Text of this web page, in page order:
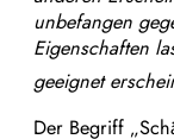
unbefangen
Eigenschaften
geeignet
​Der Begriff